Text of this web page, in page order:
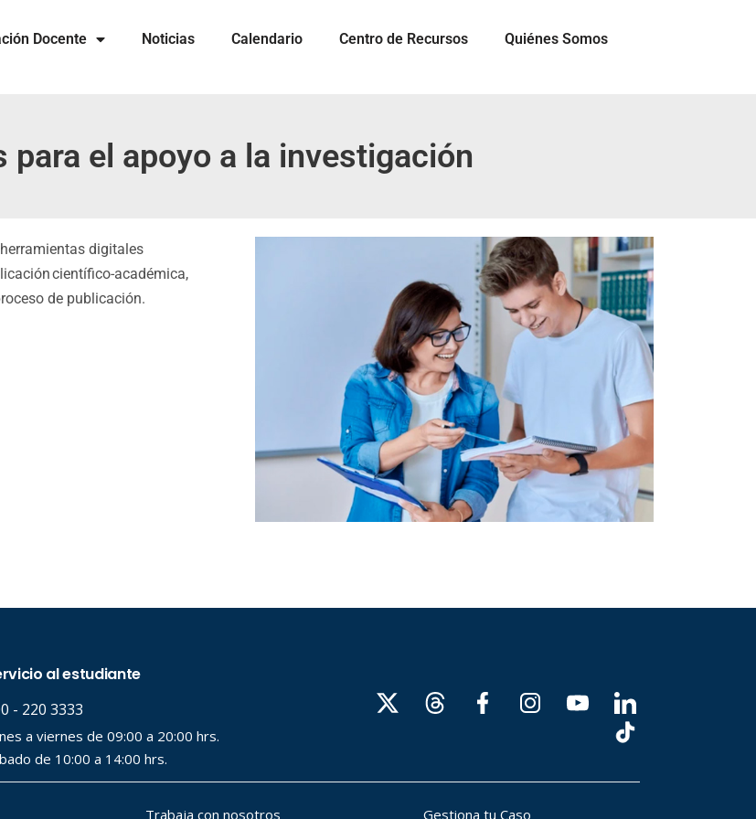
Docente Noticias Calendario Centro de Recursos Quiénes Somos
para el apoyo a la investigación
digitales
científico-académica,
de publicación.